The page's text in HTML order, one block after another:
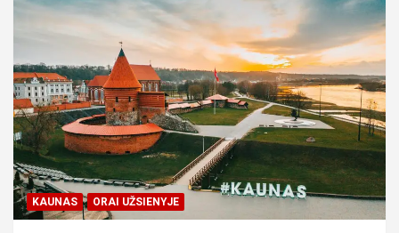
KAUNAS ORAI UŽSIENYJE